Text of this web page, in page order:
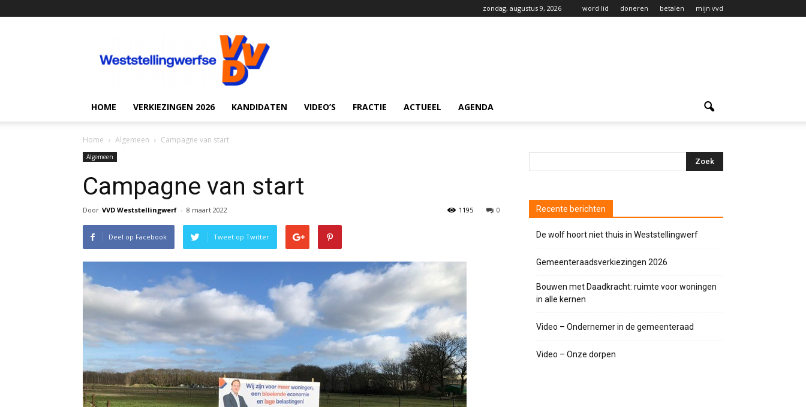
zondag, augustus 9, 2026 word lid doneren betalen mijn vvd
Weststellingwerf
HOME VERKIEZINGEN 2026 KANDIDATEN VIDEO’S FRACTIE ACTUEEL AGENDA
Home Algemeen Campagne van start
Algemeen
Campagne van start
Door VVD Weststellingwerf - 8 maart 2022 0
1195
Deel op Facebook Tweet op Twitter
Recente berichten
De wolf hoort niet thuis in Weststellingwerf
Gemeenteraadsverkiezingen 2026
Bouwen met Daadkracht: ruimte voor woningen
in alle kernen
Video – Ondernemer in de gemeenteraad
Video – Onze dorpen